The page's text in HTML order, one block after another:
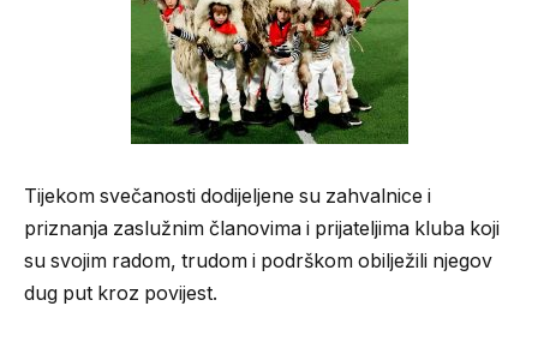
Tijekom svečanosti dodijeljene su zahvalnice i
priznanja zaslužnim članovima i prijateljima kluba koji
su svojim radom, trudom i podrškom obilježili njegov
dug put kroz povijest.